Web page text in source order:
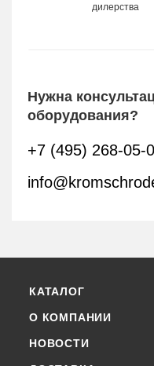
дилерства
Нужна
оборудования?
+7 (495) 268-05-
КАТАЛОГ
О КОМПАНИИ
НОВОСТИ